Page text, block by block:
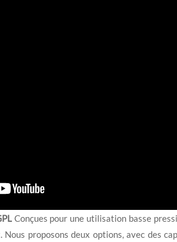
Conçues pour une utilisation basse
proposons deux options, avec des